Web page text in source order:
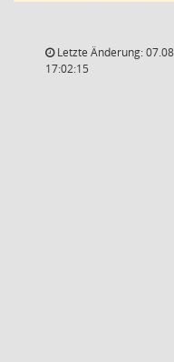
Letzte Änderung:
17:02:15